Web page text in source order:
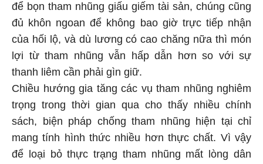
để bọn tham nhũng giấu giếm tài sản, chúng cũng
đủ khôn ngoan để không bao giờ trực tiếp nhận
của hối lộ, và dù lương có cao chăng nữa thì món
lợi từ tham nhũng vẫn hấp dẫn hơn so với sự
thanh liêm cần phải gìn giữ.
Chiều hướng gia tăng các vụ tham nhũng nghiêm
trọng trong thời gian qua cho thấy nhiều chính
sách, biện pháp chống tham nhũng hiện tại chỉ
mang tính hình thức nhiều hơn thực chất. Vì vậy
để loại bỏ thực trạng tham nhũng mất lòng dân